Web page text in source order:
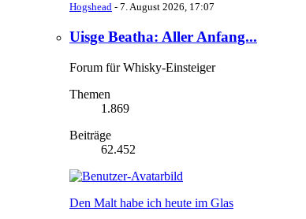
Hogshead - 7. August 2026, 17:07
Uisge Beatha: Aller Anfang...
Forum für Whisky-Einsteiger
Themen
1.869
Beiträge
62.452
Den Malt habe ich heute im Glas